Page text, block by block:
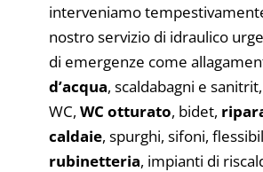
interveniamo
nostro servizio di idraulico
di emergenze come
d’acqua, scaldabagni e
WC, WC otturato, bidet,
caldaie, spurghi, sifoni,
rubinetteria, impianti di